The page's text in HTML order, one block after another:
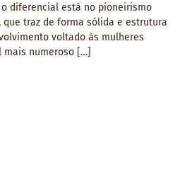
o diferencial está no pioneirismo
traz de forma sólida e estrutura
voltado às mulheres
mais numeroso […]